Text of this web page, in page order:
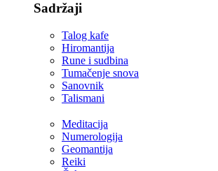
Sadržaji
Talog kafe
Hiromantija
Rune i sudbina
Tumačenje snova
Sanovnik
Talismani
Meditacija
Numerologija
Geomantija
Reiki